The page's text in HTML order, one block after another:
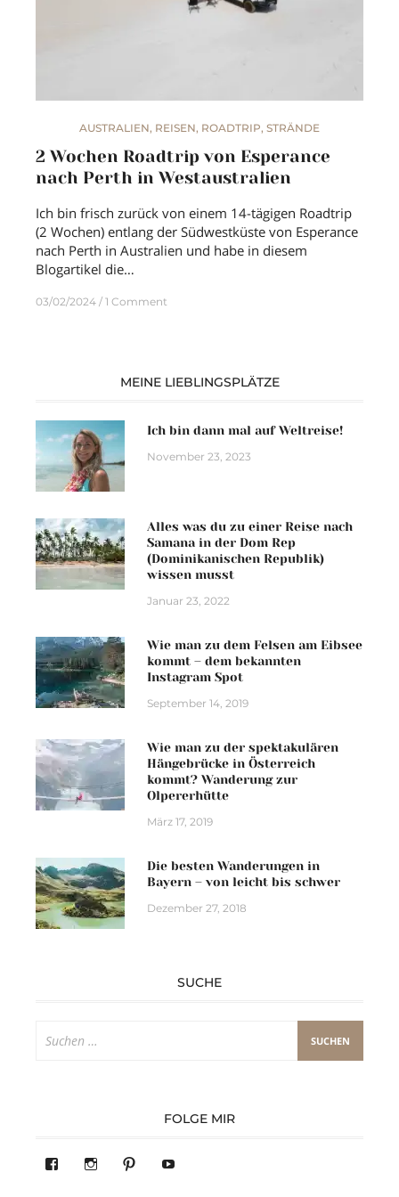
AUSTRALIEN, REISEN, ROADTRIP, STRÄNDE
2 Wochen Roadtrip von Esperance
nach Perth in Westaustralien
Ich bin frisch zurück von einem 14-tägigen Roadtrip
(2 Wochen) entlang der Südwestküste von Esperance
nach Perth in Australien und habe in diesem
Blogartikel die…
03/02/2024 1 Comment
MEINE LIEBLINGSPLÄTZE
Ich bin dann mal auf Weltreise!
November 23, 2023
Alles was du zu einer Reise nach
Samana in der Dom Rep
(Dominikanischen Republik)
wissen musst
Januar 23, 2022
Wie man zu dem Felsen am Eibsee
kommt – dem bekannten
Instagram Spot
September 14, 2019
Wie man zu der spektakulären
Hängebrücke in Österreich
kommt? Wanderung zur
Olpererhütte
März 17, 2019
Die besten Wanderungen in
Bayern – von leicht bis schwer
Dezember 27, 2018
SUCHE
nach:
FOLGE MIR
Profil Profil
PinterestYouTube